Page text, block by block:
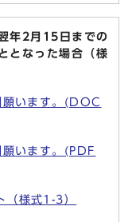
年2月15日までの
となった場合（様
います。(DOC
います。(PDF
（様式1-3）